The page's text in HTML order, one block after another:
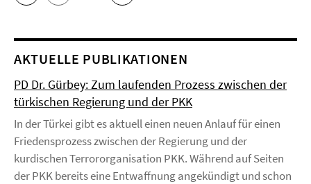
AKTUELLE PUBLIKATIONEN
PD Dr. Gürbey: Zum laufenden Prozess zwischen der
türkischen Regierung und der PKK
In der Türkei gibt es aktuell einen neuen Anlauf für einen
Friedensprozess zwischen der Regierung und der
kurdischen Terrororganisation PKK. Während auf Seiten
der PKK bereits eine Entwaffnung angekündigt und schon